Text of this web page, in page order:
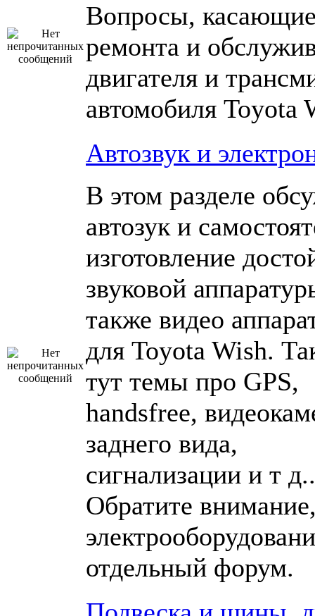
Вопросы,
ремонта и
двигателя и
автомобиля Toyota
Автозвук и
В этом разделе
автозук и
изготовление
звуковой
также видео
для Toyota Wish.
тут темы про GPS,
handsfree,
заднего вида,
сигнализации и т
Обратите
отдельный форум.